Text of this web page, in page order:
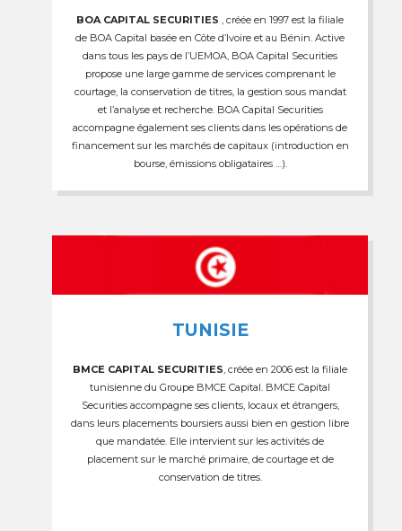
BOA CAPITAL SECURITIES , créée en 1997 est la filiale
de BOA Capital basée en Côte d’Ivoire et au Bénin. Active
dans tous les pays de l’UEMOA, BOA Capital Securities
propose une large gamme de services comprenant le
courtage, la conservation de titres, la gestion sous mandat
et l’analyse et recherche. BOA Capital Securities
accompagne également ses clients dans les opérations de
financement sur les marchés de capitaux (introduction en
bourse, émissions obligataires …).
TUNISIE
BMCE CAPITAL SECURITIES , créée en 2006 est la filiale
tunisienne du Groupe BMCE Capital. BMCE Capital
Securities accompagne ses clients, locaux et étrangers,
dans leurs placements boursiers aussi bien en gestion libre
que mandatée. Elle intervient sur les activités de
placement sur le marché primaire, de courtage et de
conservation de titres.